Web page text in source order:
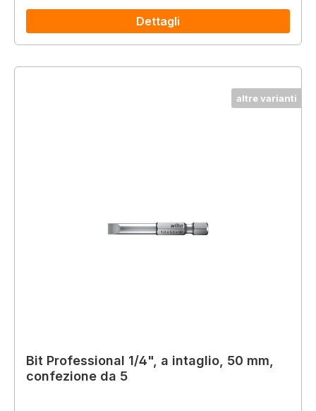
Dettagli
altre varianti
Bit Professional 1/4", a intaglio, 50 mm,
confezione da 5